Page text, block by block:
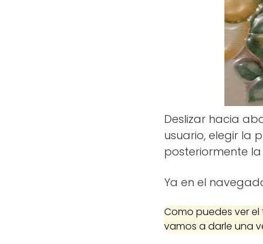
Deslizar hacia
usuario, elegir la
posteriormente
Ya en el
Como puedes ver
vamos a darle una